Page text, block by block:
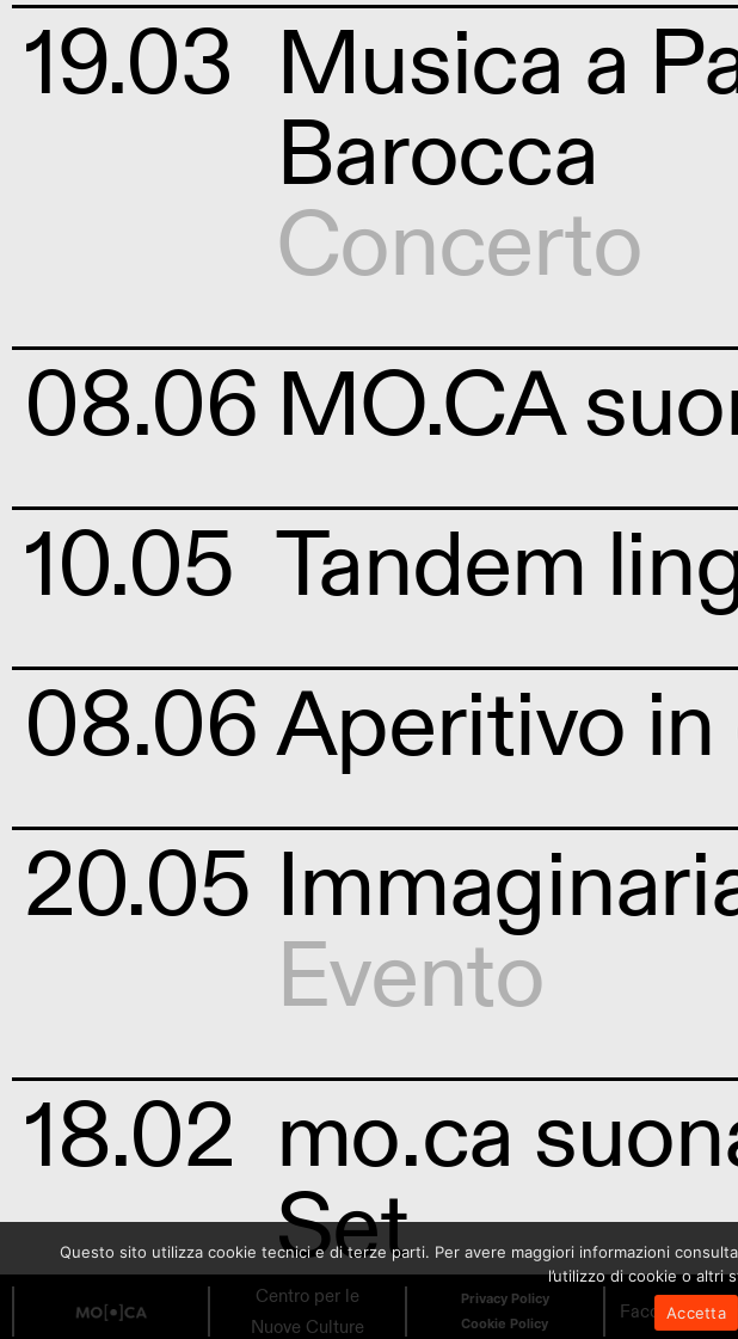
19.03 Musica a
Barocca
Concerto
08.06 MO.CA
10.05 Tandem
08.06Aperitivo
20.05
Evento
18.02 mo.ca
Set
Centro per le
Nuove Culture
Privacy Policy
Cookie Policy
Facciamo il
Questo sito utilizza cookie tecnici e di terze parti. Per avere maggiori informazioni
l’utilizzo di cookie o altri
Accetta